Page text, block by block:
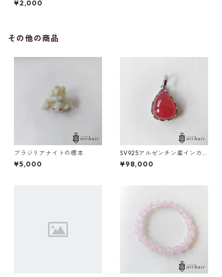
¥2,000
その他の商品
ブラジリアナイトの標本
¥5,000
SV925アルゼンチン産インカ
ローズのドロップペンダント
トップ
¥98,000